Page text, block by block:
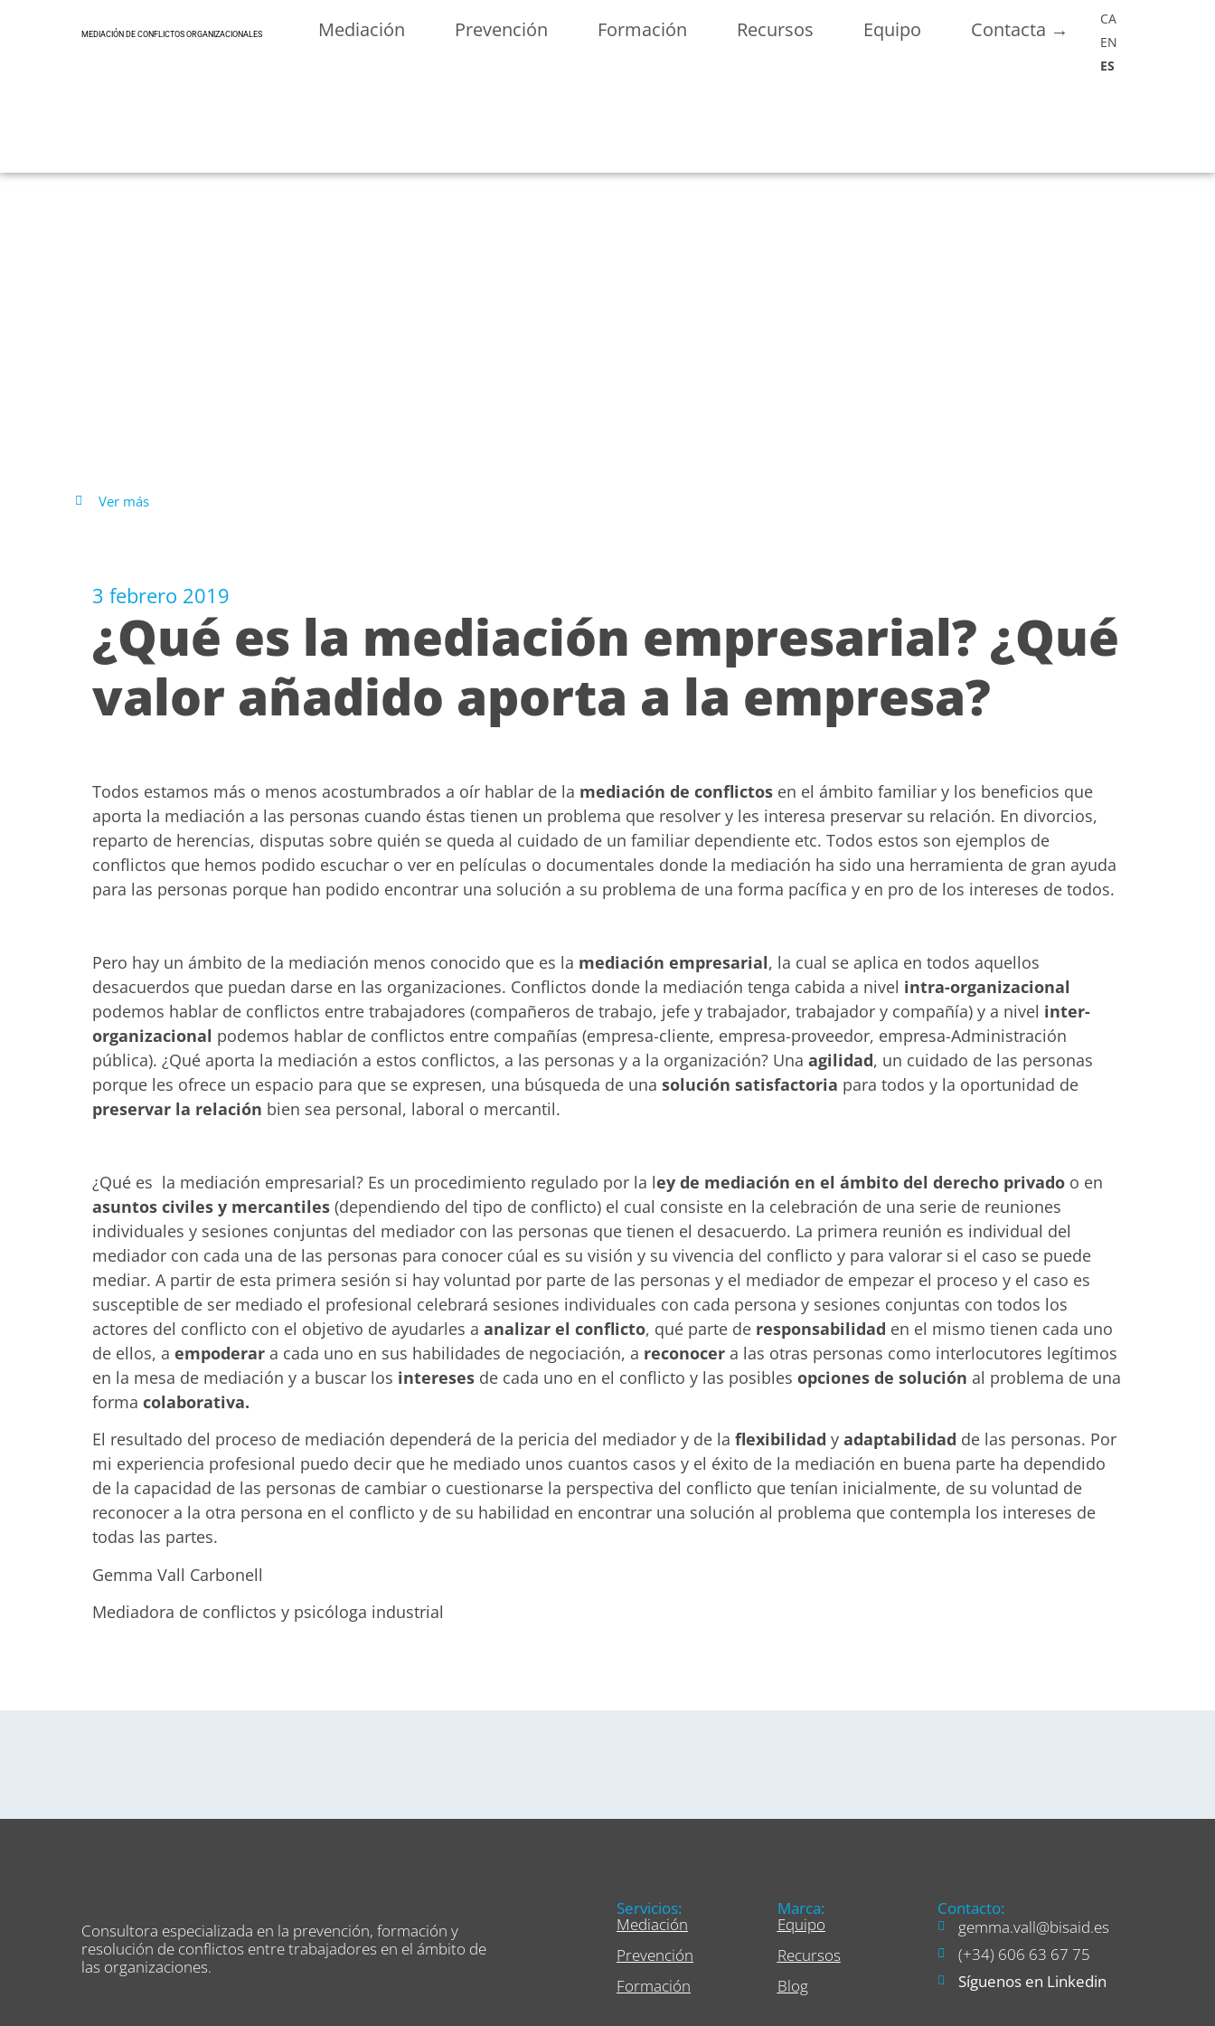
MEDIACIÓN DE CONFLICTOS ORGANIZACIONALES Mediación Prevención Formación Recursos Equipo Contacta →
CA
EN
ES
Ver más
3 febrero 2019
¿Qué es la mediación empresarial? ¿Qué
valor añadido aporta a la empresa?
Todos estamos más o menos acostumbrados a oír hablar de la mediación de conflictos en el ámbito familiar y los beneficios que
aporta la mediación a las personas cuando éstas tienen un problema que resolver y les interesa preservar su relación. En divorcios,
reparto de herencias, disputas sobre quién se queda al cuidado de un familiar dependiente etc. Todos estos son ejemplos de
conflictos que hemos podido escuchar o ver en películas o documentales donde la mediación ha sido una herramienta de gran ayuda
para las personas porque han podido encontrar una solución a su problema de una forma pacífica y en pro de los intereses de todos.
Pero hay un ámbito de la mediación menos conocido que es la mediación empresarial, la cual se aplica en todos aquellos
desacuerdos que puedan darse en las organizaciones. Conflictos donde la mediación tenga cabida a nivel intra-organizacional
podemos hablar de conflictos entre trabajadores (compañeros de trabajo, jefe y trabajador, trabajador y compañía) y a nivel inter-
organizacional podemos hablar de conflictos entre compañías (empresa-cliente, empresa-proveedor, empresa-Administración
pública). ¿Qué aporta la mediación a estos conflictos, a las personas y a la organización? Una agilidad, un cuidado de las personas
porque les ofrece un espacio para que se expresen, una búsqueda de una solución satisfactoria para todos y la oportunidad de
preservar la relación bien sea personal, laboral o mercantil.
¿Qué es la mediación empresarial? Es un procedimiento regulado por la ley de mediación en el ámbito del derecho privado o en
asuntos civiles y mercantiles (dependiendo del tipo de conflicto) el cual consiste en la celebración de una serie de reuniones
individuales y sesiones conjuntas del mediador con las personas que tienen el desacuerdo. La primera reunión es individual del
mediador con cada una de las personas para conocer cúal es su visión y su vivencia del conflicto y para valorar si el caso se puede
mediar. A partir de esta primera sesión si hay voluntad por parte de las personas y el mediador de empezar el proceso y el caso es
susceptible de ser mediado el profesional celebrará sesiones individuales con cada persona y sesiones conjuntas con todos los
actores del conflicto con el objetivo de ayudarles a analizar el conflicto, qué parte de responsabilidad en el mismo tienen cada uno
de ellos, a empoderar a cada uno en sus habilidades de negociación, a reconocer a las otras personas como interlocutores legítimos
en la mesa de mediación y a buscar los intereses de cada uno en el conflicto y las posibles opciones de solución al problema de una
forma colaborativa.
El resultado del proceso de mediación dependerá de la pericia del mediador y de la flexibilidad y adaptabilidad de las personas. Por
mi experiencia profesional puedo decir que he mediado unos cuantos casos y el éxito de la mediación en buena parte ha dependido
de la capacidad de las personas de cambiar o cuestionarse la perspectiva del conflicto que tenían inicialmente, de su voluntad de
reconocer a la otra persona en el conflicto y de su habilidad en encontrar una solución al problema que contempla los intereses de
todas las partes.
Gemma Vall Carbonell
Mediadora de conflictos y psicóloga industrial
Consultora especializada en la prevención, formación y
resolución de conflictos entre trabajadores en el ámbito de
las organizaciones.
Servicios:
Mediación
Prevención
Formación
Marca:
Equipo
Recursos
Blog
Contacto:
gemma.vall@bisaid.es
(+34) 606 63 67 75
Síguenos en Linkedin